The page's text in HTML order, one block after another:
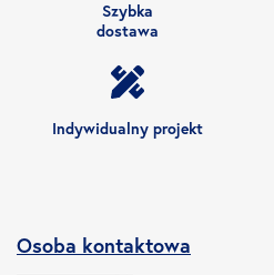
Szybka
dostawa
Indywidualny projekt
Osoba kontaktowa